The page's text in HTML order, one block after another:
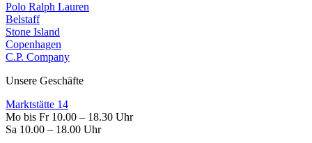
Polo Ralph Lauren
Belstaff
Stone Island
Copenhagen
C.P. Company
Unsere Geschäfte
Marktstätte 14
Mo bis Fr 10.00 – 18.30 Uhr
Sa 10.00 – 18.00 Uhr